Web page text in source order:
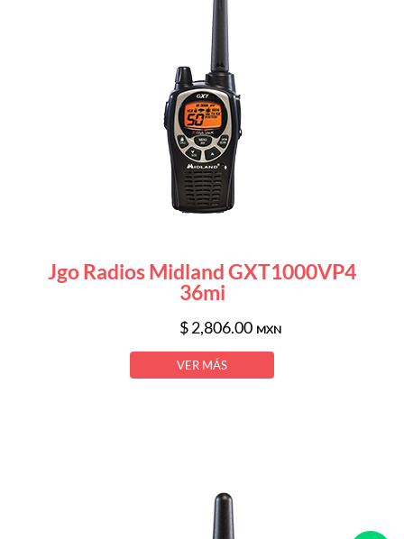
Jgo Radios Midland GXT1000VP4
36mi
$ 2,806.00 MXN
VER MÁS